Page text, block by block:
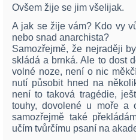
Ovšem žije se jim všelijak.
A jak se žije vám? Kdo vy
nebo snad anarchista?
Samozřejmě, že nejraději
skládá a brnká. Ale to dost
volné noze, není o nic
nutí působit hned na
není to taková tragédie,
touhy, dovolené u moře a
samozřejmě také
učím tvůrčímu psaní na